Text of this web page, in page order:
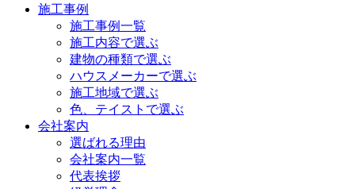
施工事例
施工事例一覧
施工内容で選ぶ
建物の種類で選ぶ
ハウスメーカーで選ぶ
施工地域で選ぶ
色、テイストで選ぶ
会社案内
選ばれる理由
会社案内一覧
代表挨拶